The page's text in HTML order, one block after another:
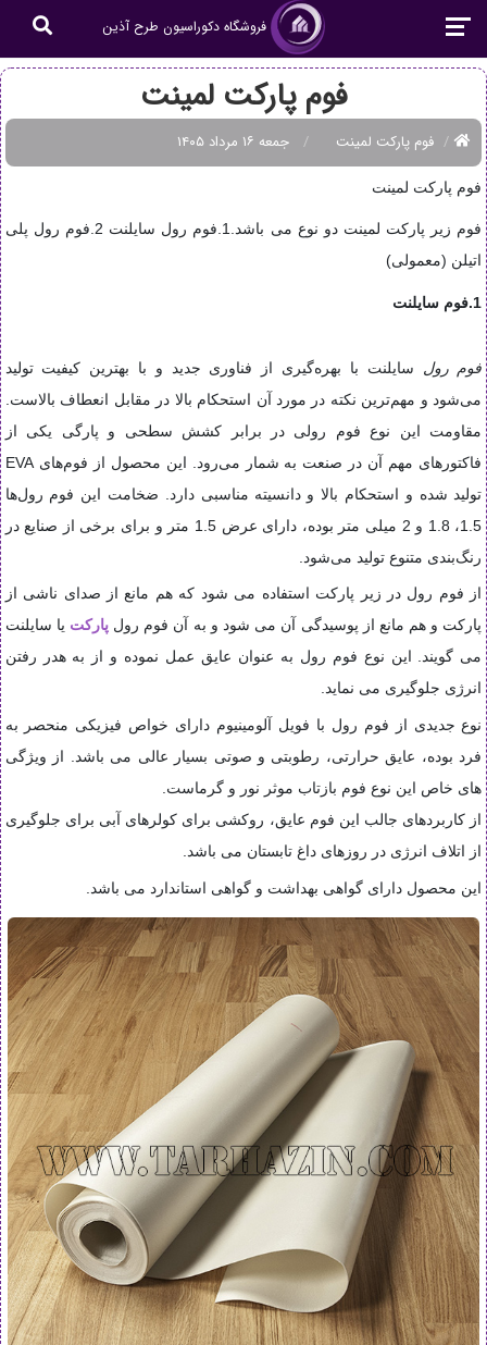
فروشگاه دکوراسیون طرح آذین
فوم پارکت لمینت
فوم پارکت لمینت جمعه ۱۶ مرداد ۱۴۰۵
فوم پارکت لمینت
فوم زیر پارکت لمینت
دو نوع می باشد.1.فوم رول سایلنت 2.فوم رول پلی
اتیلن (معمولی)
1.فوم سایلنت
فوم رول سایلنت با بهره‌گیری از فناوری جدید و با بهترین کیفیت تولید
می‌شود و مهم‌ترین نکته در مورد آن استحکام بالا در مقابل انعطاف بالاست.
مقاومت این نوع فوم رولی در برابر کشش سطحی و پارگی یکی از
فاکتورهای مهم آن در صنعت به شمار می‌رود. این محصول از فوم‌هایEVA
تولید شده و استحکام بالا و دانسیته مناسبی دارد. ضخامت این فوم رول‌ها
1.5، 1.8 و 2 میلی متر بوده، دارای عرض 1.5 متر و برای برخی از صنایع در
رنگ‌بندی متنوع تولید می‌شود.
از فوم رول در زیر پارکت استفاده می شود که هم مانع از صدای ناشی از
پارکت و هم مانع از پوسیدگی آن می شود و به آن فوم رولپارکت یا سایلنت
می گویند. این نوع فوم رول به عنوان عایق عمل نموده و از به هدر رفتن
انرژی جلوگیری می نماید.
نوع جدیدی از فوم رول با فویل آلومینیوم دارای خواص فیزیکی منحصر به
فرد بوده، عایق حرارتی، رطوبتی و صوتی بسیار عالی می باشد. از ویژگی
های خاص این نوع فوم بازتاب موثر نور و گرماست.
از کاربردهای جالب این فوم عایق، روکشی برای کولرهای آبی برای جلوگیری
از اتلاف انرژی در روزهای داغ تابستان می باشد.
این محصول دارای گواهی بهداشت و گواهی استاندارد می باشد.